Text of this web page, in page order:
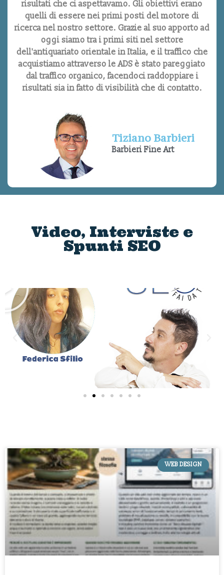
risultati che ci aspettavamo. Gli obiettivi erano
quelli di essere nei primi posti del motore di
ricerca nel nostro settore. Grazie al suo apporto ad
oggi siamo tra i primi siti nel settore
dell'antiquariato orientale in Italia, e il traffico che
acquistiamo attraverso le ADS è stato pareggiato
dal traffico organico, facendoci raddoppiare i
risultati sia in fatto di visibilità che di contatto.
Tiziano Barbieri
Barbieri Fine Art
Video, Interviste e
Spunti SEO
WEB DESIGN